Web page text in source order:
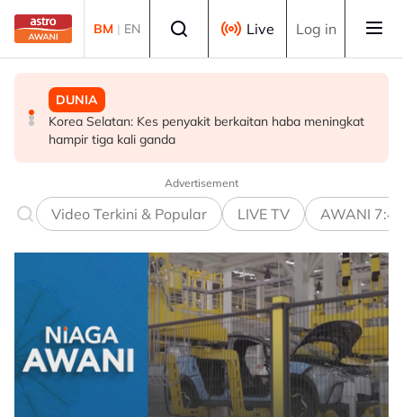
Skip to main content
BM | EN Live Log in
DUNIA
Korea Selatan: Kes penyakit berkaitan haba meningkat
hampir tiga kali ganda
MALAYSIA
TMJ terima menghadap pemilik bersama Chelsea FC
menjelang aksi persahabatan malam ini
SUKAN
Gabriel Palmero sah milik JDT!
Advertisement
Video Terkini & Popular LIVE TV AWANI